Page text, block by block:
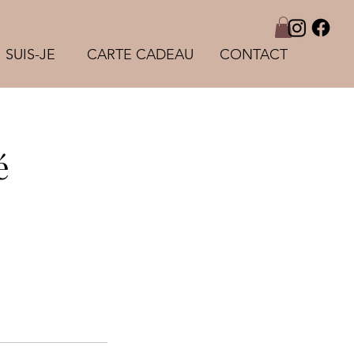
SUIS-JE CARTE CADEAU CONTACT